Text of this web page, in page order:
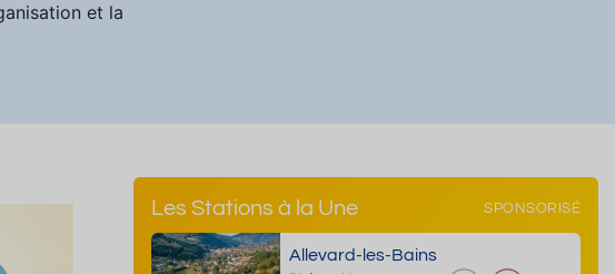
et la
Les Stations à la Une SPONSORISÉ
Allevard-les-Bains